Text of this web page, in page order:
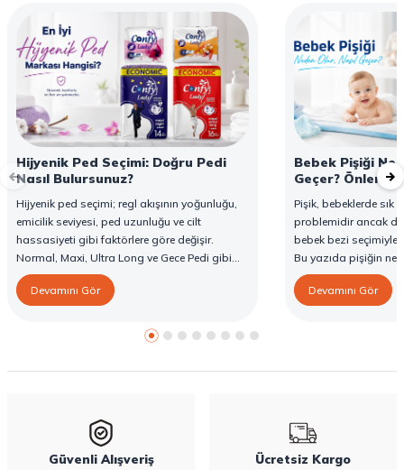
Hijyenik Ped Seçimi: Doğru Pedi
Nasıl Bulursunuz?
Hijyenik ped seçimi; regl akışının yoğunluğu,
emicilik seviyesi, ped uzunluğu ve cilt
hassasiyeti gibi faktörlere göre değişir.
Normal, Maxi, Ultra Long ve Gece Pedi gibi
farklı seçenekler, farklı ihtiyaçlara yönelik
koruma sunar. Doğru ped seçimi gün boyu
rehberde hijyenik ped çeşitleri, seçim kriterleri
Devamını Gör
Bebek Pişiği
Geçer? Önleme
Pişik, bebeklerde sık
problemidir ancak
bebek bezi seçimiyle
Bu yazıda pişiğin
yöntemlerini ve
karşı destekleyici
Devamını Gör
Güvenli Alışveriş Ücretsiz Kargo